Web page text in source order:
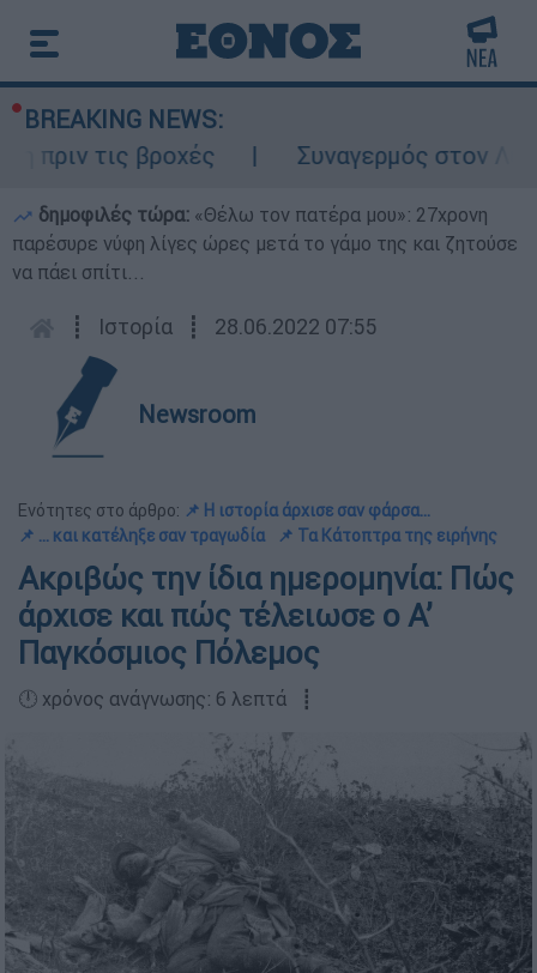
BREAKING NEWS:
βροχές
Συναγερμός στον
δημοφιλές τώρα: «Θέλω τον πατέρα μου»: 27χρονη
παρέσυρε νύφη λίγες ώρες μετά το γάμο της και ζητούσε
να πάει σπίτι...
┋ Ιστορία ┋ 28.06.2022 07:55
Newsroom
Ενότητες στο άρθρο: 📌 Η ιστορία άρχισε σαν φάρσα...
📌 ... και κατέληξε σαν τραγωδία
📌 Τα Κάτοπτρα της ειρήνης
Ακριβώς την ίδια ημερομηνία: Πώς
άρχισε και πώς τέλειωσε ο Α’
Παγκόσμιος Πόλεμος
🕛 χρόνος ανάγνωσης: 6 λεπτά ┋